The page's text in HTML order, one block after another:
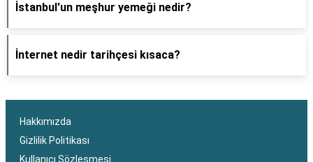
İstanbul'un meşhur yemeği nedir?
İnternet nedir tarihçesi kısaca?
Hakkımızda
Gizlilik Politikası
Kullanıcı Sözleşmesi